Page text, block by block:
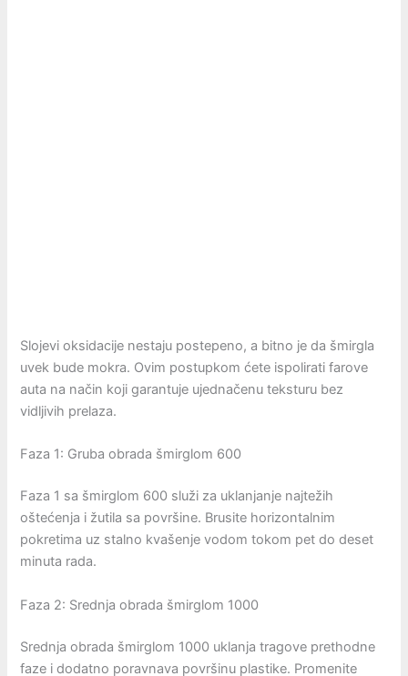
Slojevi oksidacije nestaju postepeno, a bitno je da šmirgla
uvek bude mokra. Ovim postupkom ćete ispolirati farove
auta na način koji garantuje ujednačenu teksturu bez
vidljivih prelaza.
Faza 1: Gruba obrada šmirglom 600
Faza 1 sa šmirglom 600 služi za uklanjanje najtežih
oštećenja i žutila sa površine. Brusite horizontalnim
pokretima uz stalno kvašenje vodom tokom pet do deset
minuta rada.
Faza 2: Srednja obrada šmirglom 1000
Srednja obrada šmirglom 1000 uklanja tragove prethodne
faze i dodatno poravnava površinu plastike. Promenite